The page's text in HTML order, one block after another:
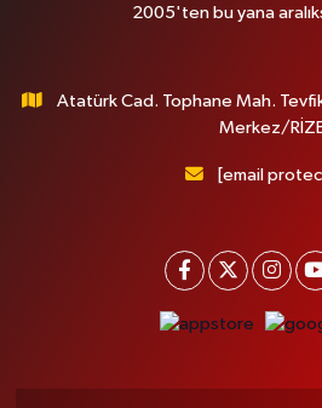
2005'ten bu yana
Atatürk Cad. Tophane Mah.
Merkez/
[email